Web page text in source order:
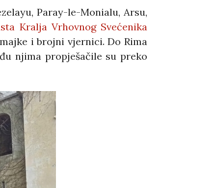
Paray-le-Monialu, Arsu,
Kralja Vrhovnog Svećenika
i brojni vjernici. Do Rima
njima propješačile su preko